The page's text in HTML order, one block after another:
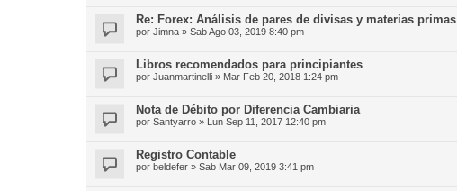
Re: Forex: Análisis de pares de divisas y materias primas
por Jimna » Sab Ago 03, 2019 8:40 pm
Libros recomendados para principiantes
por Juanmartinelli » Mar Feb 20, 2018 1:24 pm
Nota de Débito por Diferencia Cambiaria
por Santyarro » Lun Sep 11, 2017 12:40 pm
Registro Contable
por beldefer » Sab Mar 09, 2019 3:41 pm